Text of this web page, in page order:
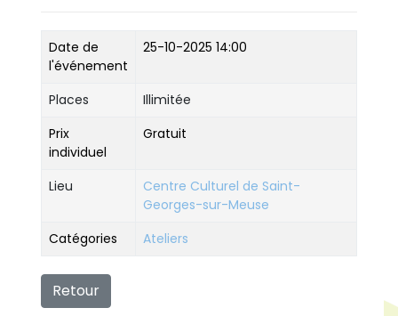
Date de
l'événement
25-10-2025 14:00
Places
Illimitée
Prix
individuel
Gratuit
Lieu
Centre Culturel de Saint-
Georges-sur-Meuse
Catégories
Ateliers
Retour